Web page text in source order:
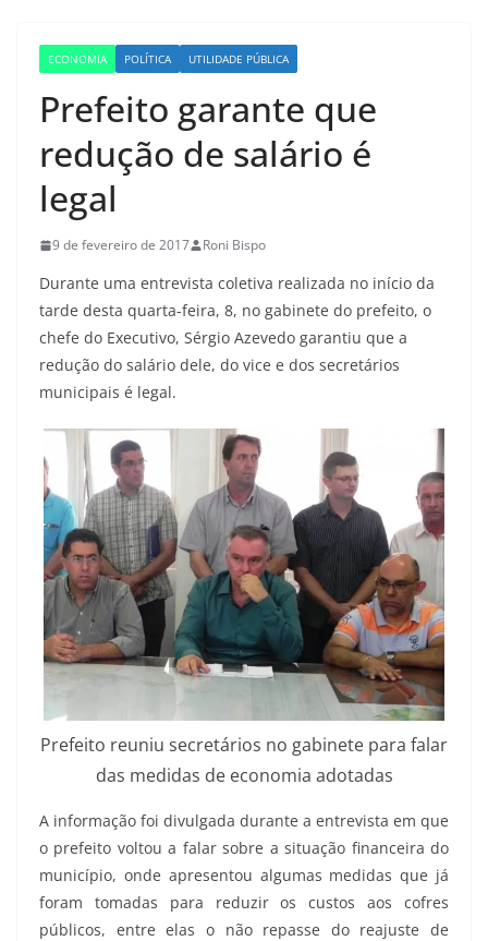
ECONOMIA POLÍTICA UTILIDADE PÚBLICA
Prefeito garante que
redução de salário é
legal
9 de fevereiro de 2017 Roni Bispo
Durante uma entrevista coletiva realizada no início da
tarde desta quarta-feira, 8, no gabinete do prefeito, o
chefe do Executivo, Sérgio Azevedo garantiu que a
redução do salário dele, do vice e dos secretários
municipais é legal.
Prefeito reuniu secretários no gabinete para falar
das medidas de economia adotadas
A informação foi divulgada durante a entrevista em que
o prefeito voltou a falar sobre a situação financeira do
município, onde apresentou algumas medidas que já
foram tomadas para reduzir os custos aos cofres
públicos, entre elas o não repasse do reajuste de